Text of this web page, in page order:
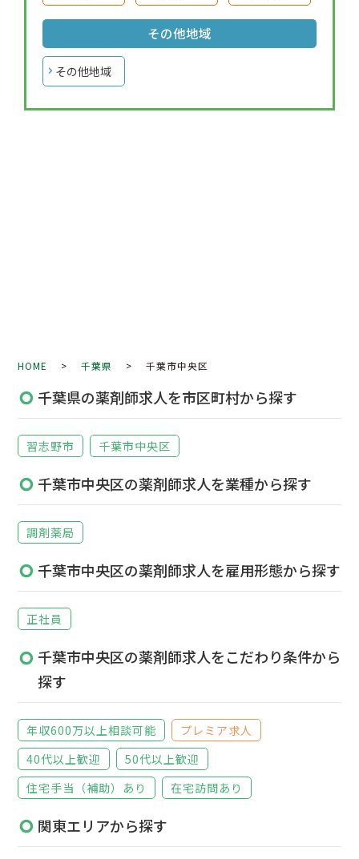
その他地域
その他地域
HOME >千葉県 > 千葉市中央区
千葉県の薬剤師求人を市区町村から探す
習志野市 千葉市中央区
千葉市中央区の薬剤師求人を業種から探す
調剤薬局
千葉市中央区の薬剤師求人を雇用形態から探す
正社員
千葉市中央区の薬剤師求人をこだわり条件から
探す
年収600万以上相談可能
プレミア求人
40代以上歓迎
50代以上歓迎
住宅手当（補助）あり
在宅訪問あり
関東エリアから探す